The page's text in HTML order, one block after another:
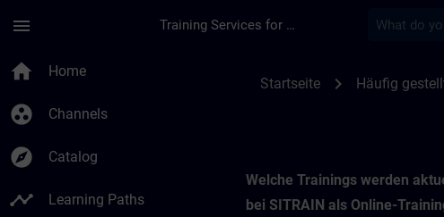
menu Training Services for Digital Industries
home Home
group_work Channels
explore Catalog
timeline Learning Paths
Startseite chevron_right Häufig
Welche Trainings werden
bei SITRAIN als Online-